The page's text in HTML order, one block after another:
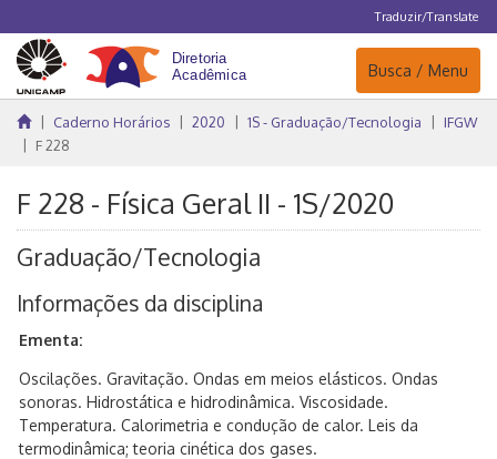
Traduzir/Translate
Navegação
Busca / Menu
Caderno Horários 2020 1S - Graduação/Tecnologia
IFGW
F 228
F 228 - Física Geral II - 1S/2020
Graduação/Tecnologia
Informações da disciplina
Ementa:
Oscilações. Gravitação. Ondas em meios elásticos. Ondas
sonoras. Hidrostática e hidrodinâmica. Viscosidade.
Temperatura. Calorimetria e condução de calor. Leis da
termodinâmica; teoria cinética dos gases.